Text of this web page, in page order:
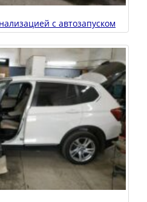
с автозапуском